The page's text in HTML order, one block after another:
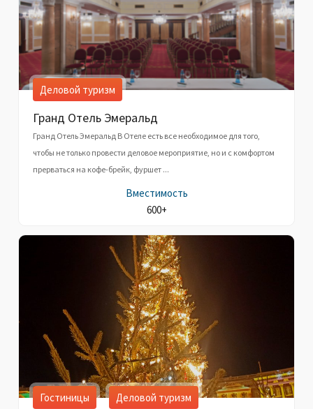
Деловой туризм
Гранд Отель Эмеральд
Гранд Отель Эмеральд В Отеле есть все необходимое для того,
чтобы не только провести деловое мероприятие, но и с комфортом
прерваться на кофе-брейк, фуршет ...
Вместимость
600+
Гостиницы Деловой туризм